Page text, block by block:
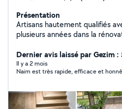
Présentation
Artisans hautement qualifiés
plusieurs années dans la
Vitrification Réparation Teinte Pose Escalier Peinture
Tapisserie Devis gratuit Déplacement dans toute la
France Satisfait ou remboursé Travail propre et sérieux
ponçage homogène et sans rayures Nb : suis
que dans la rénovation de
Dernier avis laissé par Gezim
Il y a 2 mois
Naim est très rapide, efficace et